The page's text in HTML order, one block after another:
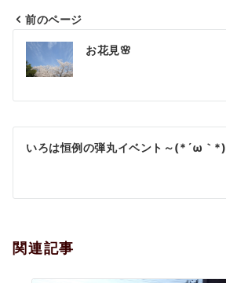
投
稿
ビ
ゲ
シ
ン
前のページ
お花見🌸
いろは恒例の弾丸イベント～(*´ω｀*)
関連記事